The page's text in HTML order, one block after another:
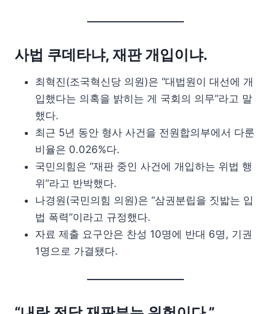
사법 쿠데타냐, 재판 개입이냐.
최혁진(조국혁신당 의원)은 “대법원이 대선에 개
입했다는 의혹을 밝히는 게 국회의 의무”라고 말
했다.
최근 5년 동안 형사 사건을 전원합의부에서 다룬
비율은 0.026%다.
국민의힘은 “재판 중인 사건에 개입하는 위법 행
위”라고 반박했다.
나경원(국민의힘 의원)은 “삼권분립을 짓밟는 입
법 폭력”이라고 규정했다.
자료 제출 요구안은 찬성 10명에 반대 6명, 기권
1명으로 가결됐다.